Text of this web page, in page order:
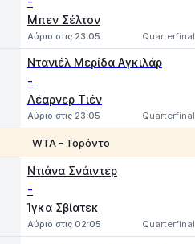
Μπεν Σέλτον
Αύριο στις 23:05 Quarterfinal
Ντανιέλ Μερίδα Αγκιλάρ
-
Λέαρνερ Τιέν
Αύριο στις 23:05 Quarterfinal
WTA - Τορόντο
Ντιάνα Σνάιντερ
-
Ίγκα Σβίατεκ
Αύριο στις 02:05 Quarterfinal